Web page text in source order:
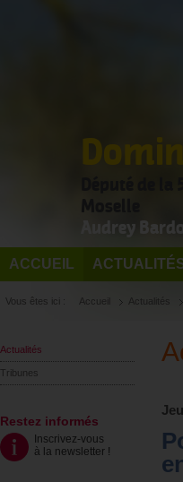
Audrey
ACCUEIL
Vous êtes ici : Accueil Actualités
Actualités
Tribunes
Restez informés
Inscrivez-vous
à la newsletter !